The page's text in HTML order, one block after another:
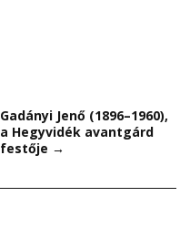
Gadányi Jenő (1896–1960),
a Hegyvidék avantgárd
festője →